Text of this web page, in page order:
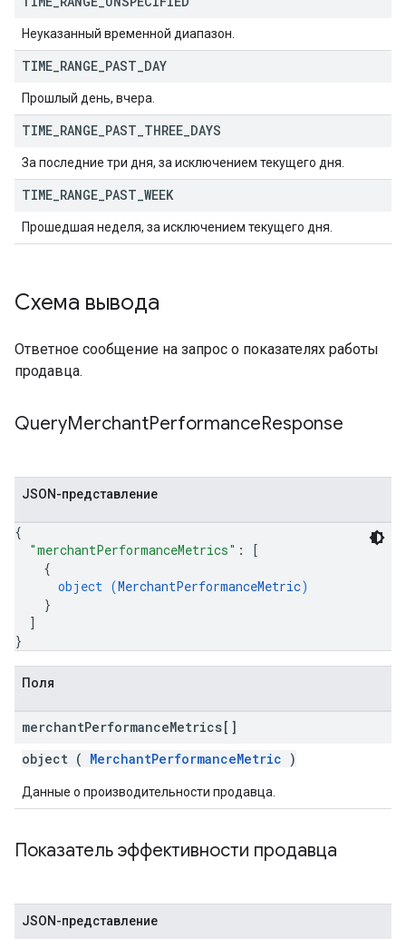
Неуказанный временной диапазон.
TIME RANGE PAST DAY
Прошлый день, вчера.
TIME RANGE PAST THREE DAYS
За последние три дня, за исключением текущего дня.
TIME RANGE PAST WEEK
Прошедшая неделя, за исключением текущего дня.
Схема вывода
Ответное сообщение на запрос о показателях работы
продавца.
QueryMerchantPerformanceResponse
JSON-представление
{
"merchantPerformanceMetrics" :
[
{
object (MerchantPerformanceMetric)
}
]
}
Поля
merchantPerformanceMetrics[]
object ( MerchantPerformanceMetric )
Данные о производительности продавца.
Показатель эффективности продавца
JSON-представление